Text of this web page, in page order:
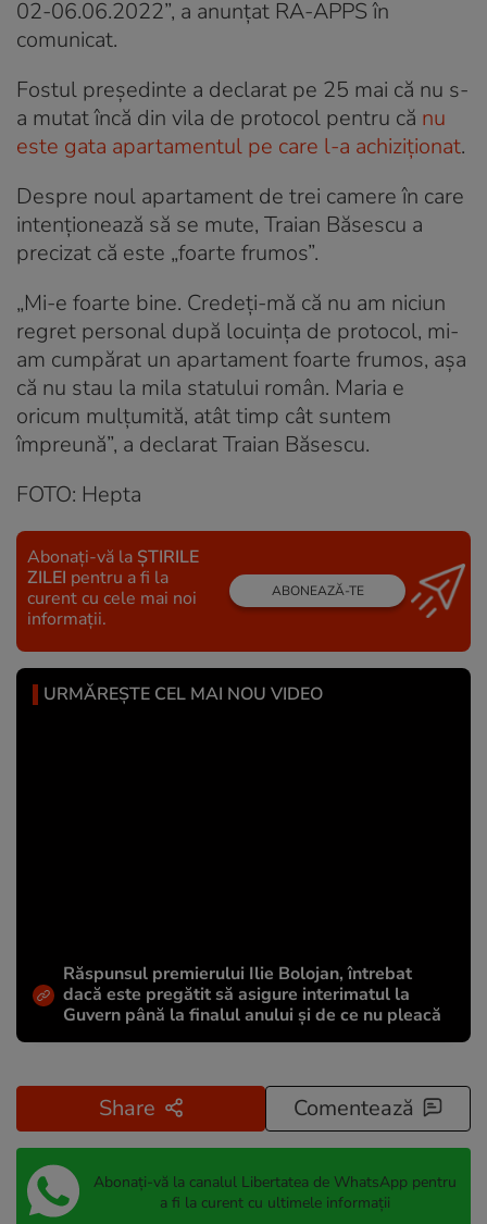
02-06.06.2022”, a anunțat RA-APPS în
comunicat.
Fostul preşedinte a declarat pe 25 mai că nu s-
a mutat încă din vila de protocol pentru că nu
este gata apartamentul pe care l-a achiziţionat.
Despre noul apartament de trei camere în care
intenționează să se mute, Traian Băsescu a
precizat că este „foarte frumos”.
„Mi-e foarte bine. Credeți-mă că nu am niciun
regret personal după locuința de protocol, mi-
am cumpărat un apartament foarte frumos, așa
că nu stau la mila statului român. Maria e
oricum mulțumită, atât timp cât suntem
împreună”, a declarat Traian Băsescu.
FOTO: Hepta
Abonați-vă la ȘTIRILE
ZILEI pentru a fi la
curent cu cele mai noi
informații.
ABONEAZĂ-TE
URMĂREȘTE CEL MAI NOU VIDEO
Răspunsul premierului Ilie Bolojan, întrebat
dacă este pregătit să asigure interimatul la
Guvern până la finalul anului și de ce nu pleacă
Share Comentează
Abonați-vă la canalul Libertatea de WhatsApp pentru
a fi la curent cu ultimele informații